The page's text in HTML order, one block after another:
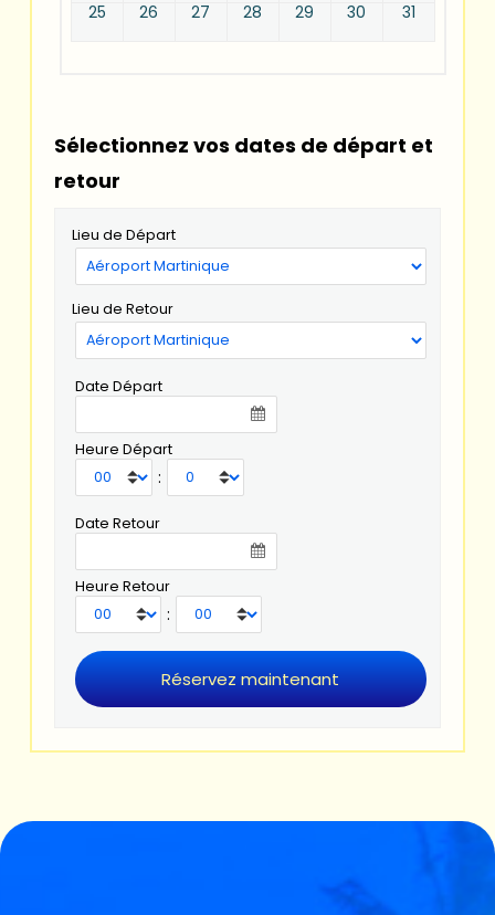
25
26 27 28 29 30 31
Sélectionnez vos dates de départ et
retour
Lieu de Départ
Lieu de Retour
Date Départ
Heure Départ
:
Date Retour
Heure Retour
: